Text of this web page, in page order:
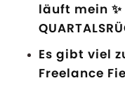
läuft mein ✨
Es gibt viel
Freelance